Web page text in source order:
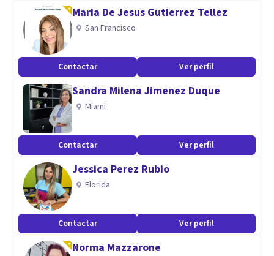
Maria De Jesus Gutierrez Tellez
San Francisco
Contactar Ver perfil
Sandra Milena Jimenez Duque
Miami
Contactar Ver perfil
Jessica Perez Rubio
Florida
Contactar Ver perfil
Norma Mazzarone